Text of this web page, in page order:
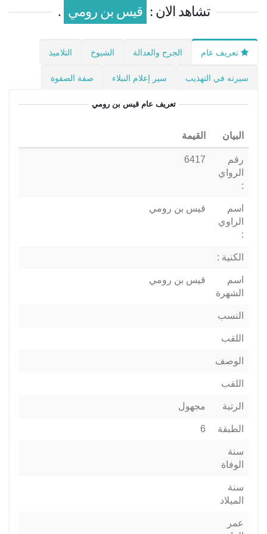
تشاهد الان : قيس بن رومي .
تعريف عام الجرح والعدالة الشيوخ التلاميذ
سيرته في التهذيب سير إعلام النبلاء صفة الصفوة
تعريف عامقيس بن رومي
البيان القيمة
رقم
الرواي
:
6417
اسم
الراوي
:
قيس بن رومي
الكنية :
اسم
الشهرة
قيس بن رومي
النسب
اللقب
الوصف
اللقب
الرتبة مجهول
الطبقة 6
سنة
الوفاة
سنة
الميلاد
عمر